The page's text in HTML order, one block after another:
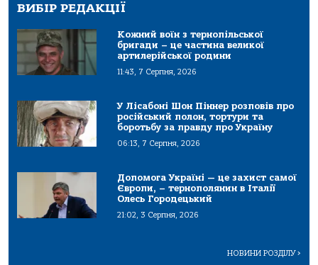
ВИБІР РЕДАКЦІЇ
Кожний воїн з тернопільської
бригади – це частина великої
артилерійської родини
11:43, 7 Серпня, 2026
У Лісабоні Шон Піннер розповів про
російський полон, тортури та
боротьбу за правду про Україну
06:13, 7 Серпня, 2026
Допомога Україні — це захист самої
Європи, – тернополянин в Італії
Олесь Городецький
21:02, 3 Серпня, 2026
НОВИНИ РОЗДІЛУ>